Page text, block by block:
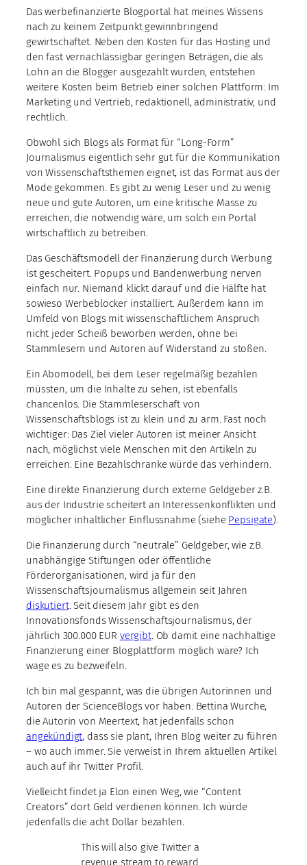
Das werbefinanzierte Blogportal hat meines Wissens
nach zu keinem Zeitpunkt gewinnbringend
gewirtschaftet. Neben den Kosten für das Hosting und
den fast vernachlässigbar geringen Beträgen, die als
Lohn an die Blogger ausgezahlt wurden, entstehen
weitere Kosten beim Betrieb einer solchen Plattform: Im
Marketing und Vertrieb, redaktionell, administrativ, und
rechtlich.
Obwohl sich Blogs als Format für “Long-Form”
Journalismus eigentlich sehr gut für die Kommunikation
von Wissenschaftsthemen eignet, ist das Format aus der
Mode gekommen. Es gibt zu wenig Leser und zu wenig
neue und gute Autoren, um eine kritische Masse zu
erreichen, die notwendig wäre, um solch ein Portal
wirtschaftlich zu betreiben.
Das Geschäftsmodell der Finanzierung durch Werbung
ist gescheitert. Popups und Bandenwerbung nerven
einfach nur. Niemand klickt darauf und die Hälfte hat
sowieso Werbeblocker installiert. Außerdem kann im
Umfeld von Blogs mit wissenschaftlichem Anspruch
nicht jeder Scheiß beworben werden, ohne bei
Stammlesern und Autoren auf Widerstand zu stoßen.
Ein Abomodell, bei dem Leser regelmäßig bezahlen
müssten, um die Inhalte zu sehen, ist ebenfalls
chancenlos. Die Stammleserschaft von
Wissenschaftsblogs ist zu klein und zu arm. Fast noch
wichtiger: Das Ziel vieler Autoren ist meiner Ansicht
nach, möglichst viele Menschen mit den Artikeln zu
erreichen. Eine Bezahlschranke würde das verhindern.
Eine direkte Finanzierung durch externe Geldgeber z.B.
aus der Industrie scheitert an Interessenkonflikten und
möglicher inhaltlicher Einflussnahme (siehe Pepsigate).
Die Finanzierung durch “neutrale” Geldgeber, wie z.B.
unabhängige Stiftungen oder öffentliche
Förderorganisationen, wird ja für den
Wissenschaftsjournalismus allgemein seit Jahren
diskutiert. Seit diesem Jahr gibt es den
Innovationsfonds Wissenschaftsjournalismus, der
jährlich 300.000 EUR vergibt. Ob damit eine nachhaltige
Finanzierung einer Blogplattform möglich wäre? Ich
wage es zu bezweifeln.
Ich bin mal gespannt, was die übrigen Autorinnen und
Autoren der ScienceBlogs vor haben. Bettina Wurche,
die Autorin von Meertext, hat jedenfalls schon
angekündigt, dass sie plant, Ihren Blog weiter zu führen
– wo auch immer. Sie verweist in Ihrem aktuellen Artikel
auch auf ihr Twitter Profil.
Vielleicht findet ja Elon einen Weg, wie “Content
Creators” dort Geld verdienen können. Ich würde
jedenfalls die acht Dollar bezahlen.
This will also give Twitter a
revenue stream to reward